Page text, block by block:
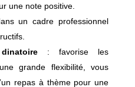
une note positive.
un cadre professionnel
: favorise les
grande flexibilité, vous
repas à thème pour une